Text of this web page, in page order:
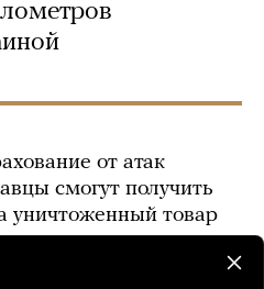
от атак
смогут получить
уничтоженный товар